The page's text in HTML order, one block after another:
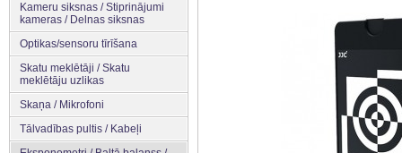
Kameru siksnas / Stiprinājumi
kameras / Delnas siksnas
Optikas/sensoru tīrīšana
Skatu meklētāji / Skatu
meklētāju uzlikas
Skaņa / Mikrofoni
Tālvadības pultis / Kabeļi